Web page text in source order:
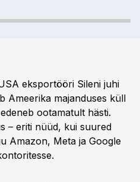
eksportööri Sileni juhi
Ameerika majanduses küll
ootamatult hästi.
– eriti nüüd, kui suured
Amazon, Meta ja Google